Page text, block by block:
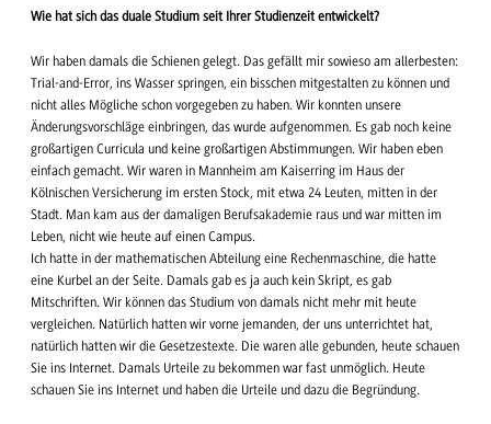
Wie hat sich das duale Studium seit Ihrer Studienzeit entwickelt?
Wir haben damals die Schienen gelegt. Das gefällt mir sowieso am allerbesten:
Trial-and-Error, ins Wasser springen, ein bisschen mitgestalten zu können und
nicht alles Mögliche schon vorgegeben zu haben. Wir konnten unsere
Änderungsvorschläge einbringen, das wurde aufgenommen. Es gab noch keine
großartigen Curricula und keine großartigen Abstimmungen. Wir haben eben
einfach gemacht. Wir waren in Mannheim am Kaiserring im Haus der
Kölnischen Versicherung im ersten Stock, mit etwa 24 Leuten, mitten in der
Stadt. Man kam aus der damaligen Berufsakademie raus und war mitten im
Leben, nicht wie heute auf einen Campus.
Ich hatte in der mathematischen Abteilung eine Rechenmaschine, die hatte
eine Kurbel an der Seite. Damals gab es ja auch kein Skript, es gab
Mitschriften. Wir können das Studium von damals nicht mehr mit heute
vergleichen. Natürlich hatten wir vorne jemanden, der uns unterrichtet hat,
natürlich hatten wir die Gesetzestexte. Die waren alle gebunden, heute schauen
Sie ins Internet. Damals Urteile zu bekommen war fast unmöglich. Heute
schauen Sie ins Internet und haben die Urteile und dazu die Begründung.